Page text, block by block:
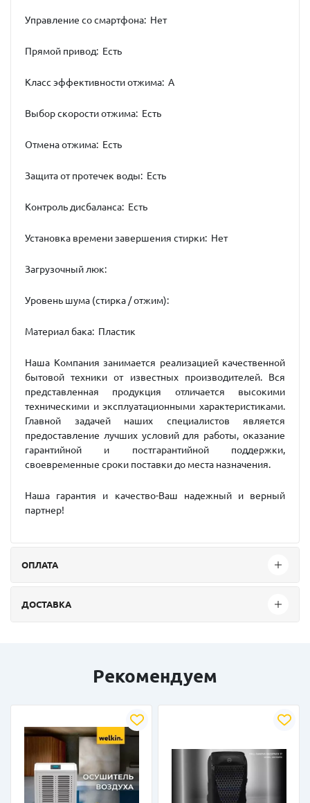
Управление со смартфона: Нет
Прямой привод: Есть
Класс эффективности отжима: A
Выбор скорости отжима: Есть
Отмена отжима: Есть
Защита от протечек воды: Есть
Контроль дисбаланса: Есть
Установка времени завершения стирки: Нет
Загрузочный люк:
Уровень шума (стирка / отжим):
Материал бака: Пластик
Наша Компания занимается реализацией качественной
бытовой техники от известных производителей. Вся
представленная продукция отличается высокими
техническими и эксплуатационными характеристиками.
Главной задачей наших специалистов является
предоставление лучших условий для работы, оказание
гарантийной и постгарантийной поддержки,
своевременные сроки поставки до места назначения.
Наша гарантия и качество-Ваш надежный и верный
партнер!
ОПЛАТА
ДОСТАВКА
Рекомендуем